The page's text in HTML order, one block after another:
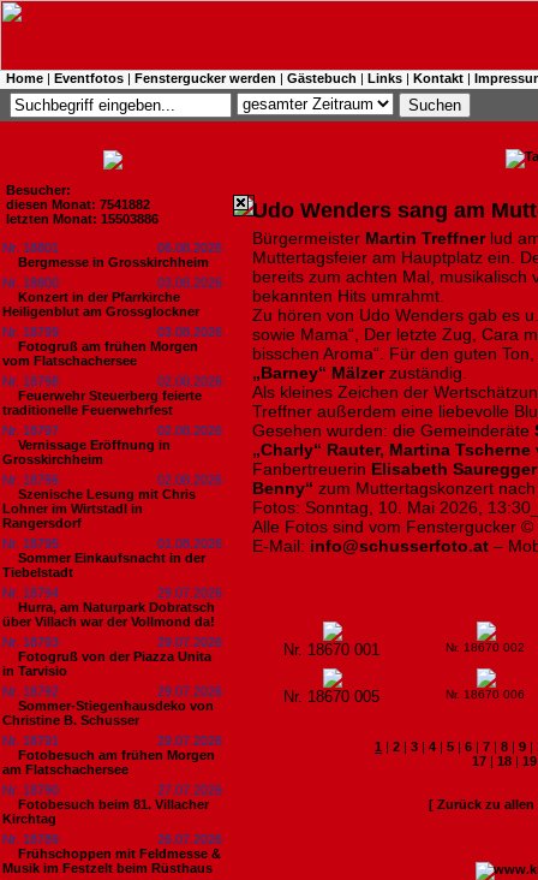
Home | Eventfotos | Fenstergucker werden | Gästebuch | Links | Kontakt |
Besucher:
diesen Monat: 7541882
letzten Monat: 15503886
Nr. 18801
06.08.2026
Bergmesse in Grosskirchheim
Nr. 18800
03.08.2026
Konzert in der Pfarrkirche
Heiligenblut am Grossglockner
Nr. 18799
03.08.2026
Fotogruß am frühen Morgen
vom Flatschachersee
Nr. 18798
02.08.2026
Feuerwehr Steuerberg feierte
traditionelle Feuerwehrfest
Nr. 18797
02.08.2026
Vernissage Eröffnung in
Grosskirchheim
Nr. 18796
02.08.2026
Szenische Lesung mit Chris
Lohner im Wirtstadl in
Rangersdorf
Nr. 18795
01.08.2026
Sommer Einkaufsnacht in der
Tiebelstadt
Nr. 18794
29.07.2026
Hurra, am Naturpark Dobratsch
über Villach war der Vollmond da!
Nr. 18793
29.07.2026
Fotogruß von der Piazza Unita
in Tarvisio
Nr. 18792
29.07.2026
Sommer-Stiegenhausdeko von
Christine B. Schusser
Nr. 18791
29.07.2026
Fotobesuch am frühen Morgen
am Flatschachersee
Nr. 18790
27.07.2026
Fotobesuch beim 81. Villacher
Kirchtag
Nr. 18789
26.07.2026
Frühschoppen mit Feldmesse &
Musik im Festzelt beim Rüsthaus
Udo Wenders sang am
Bürgermeister Martin Treffnerlud
Muttertagsfeier am Hauptplatz ein.
bereits zum achten Mal, musikalisch
bekannten Hits umrahmt.
Zu hören von Udo Wenders gab es
sowie Mama“, Der letzte Zug, Cara
bisschen Aroma“. Für den guten
„Barney“ Mälzerzuständig.
Als kleines Zeichen der
Treffner außerdem eine liebevolle
Gesehen wurden: die Gemeinderäte
„Charly“ Rauter, Martina Tscherne
Fanbertreuerin Elisabeth Sauregger
Benny“ zum Muttertagskonzert
Fotos: Sonntag, 10. Mai 2026,
Alle Fotos sind vom Fenstergucker ©
E-Mail: info@schusserfoto.at –
Nr. 18670 001 Nr. 18670 002
Nr. 18670 005 Nr. 18670 006
1 | 2 | 3 | 4 | 5 | 6 | 7 | 8 | 9 |
17 |18 |19
[ Zurück zu